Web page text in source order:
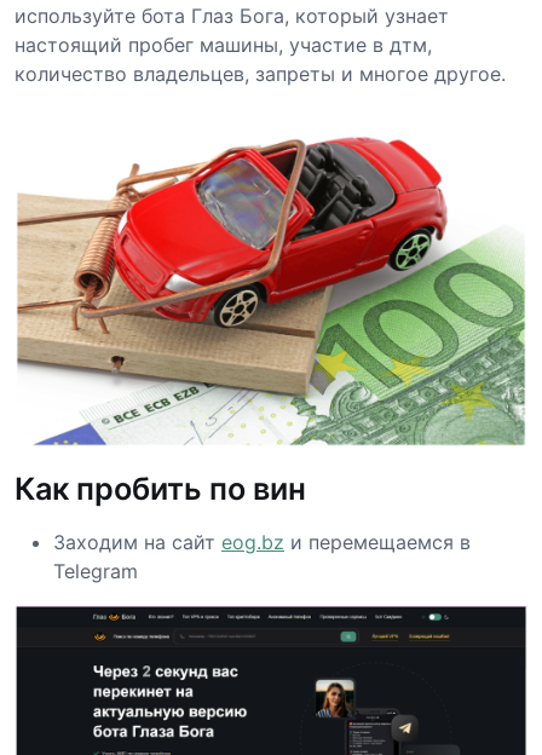
используйте бота Глаз Бога, который узнает
настоящий пробег машины, участие в дтм,
количество владельцев, запреты и многое другое.
Как пробить по вин
Заходим на сайт eog.bz и перемещаемся в
Telegram